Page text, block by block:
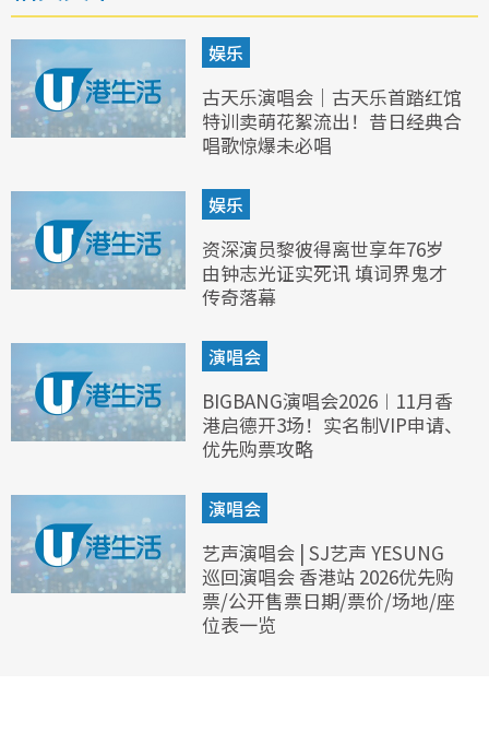
娱乐
古天乐演唱会｜古天乐首踏红馆
特训卖萌花絮流出！昔日经典合
唱歌惊爆未必唱
娱乐
资深演员黎彼得离世享年76岁
由钟志光证实死讯 填词界鬼才
传奇落幕
演唱会
BIGBANG演唱会2026︱11月香
港启德开3场！实名制VIP申请、
优先购票攻略
演唱会
艺声演唱会 | SJ艺声 YESUNG
巡回演唱会 香港站 2026优先购
票/公开售票日期/票价/场地/座
位表一览